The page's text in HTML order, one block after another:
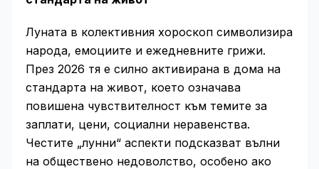
Луната в колективния хороскоп символизира
народа, емоциите и ежедневните грижи.
През 2026 тя е силно активирана в дома на
стандарта на живот, което означава
повишена чувствителност към темите за
заплати, цени, социални неравенства.
Честите „лунни“ аспекти подсказват вълни
на обществено недоволство, особено ако